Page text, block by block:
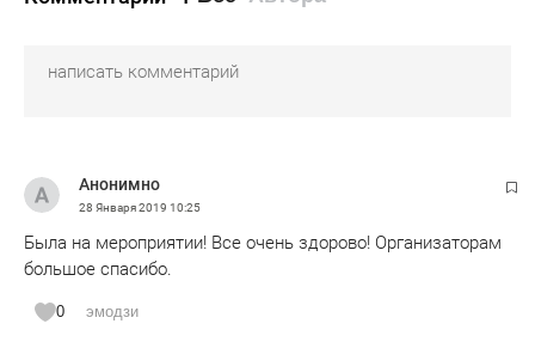
Анонимно
28 Января 2019 10:25
Была на мероприятии! Все очень здорово! Организаторам
большое спасибо.
0 эмодзи